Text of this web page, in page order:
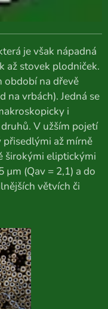
je však nápadná
až stovek plodniček.
období na dřevě
vrbách). Jedná se
i
V užším pojetí
až mírně
širokými eliptickými
(Qav = 2,1) a do
větvích či